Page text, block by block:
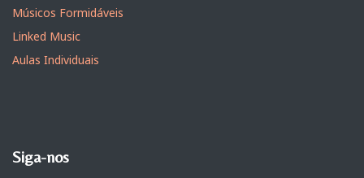
Músicos Formidáveis
Linked Music
Aulas Individuais
Siga-nos